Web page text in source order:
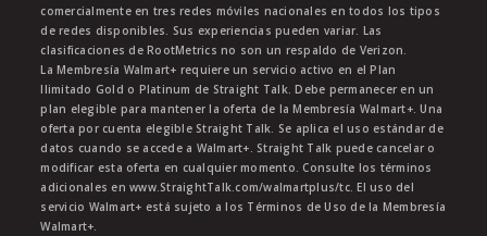
comercialmente en tres redes móviles nacionales en todos los tipos
de redes disponibles. Sus experiencias pueden variar. Las
clasificaciones de RootMetrics no son un respaldo de Verizon.
La Membresía Walmart+ requiere un servicio activo en el Plan
Ilimitado Gold o Platinum de Straight Talk. Debe permanecer en un
plan elegible para mantener la oferta de la Membresía Walmart+. Una
oferta por cuenta elegible Straight Talk. Se aplica el uso estándar de
datos cuando se accede a Walmart+. Straight Talk puede cancelar o
modificar esta oferta en cualquier momento. Consulte los términos
adicionales en www.StraightTalk.com/walmartplus/tc. El uso del
servicio Walmart+ está sujeto a los Términos de Uso de la Membresía
Walmart+.